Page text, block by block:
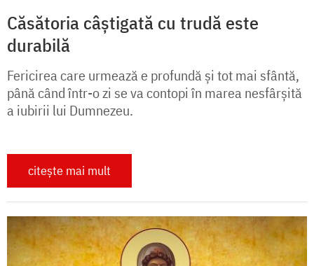
Căsătoria câștigată cu trudă este
durabilă
Fericirea care urmează e profundă și tot mai sfântă,
până când într-o zi se va contopi în marea nesfârșită
a iubirii lui Dumnezeu.
citește mai mult